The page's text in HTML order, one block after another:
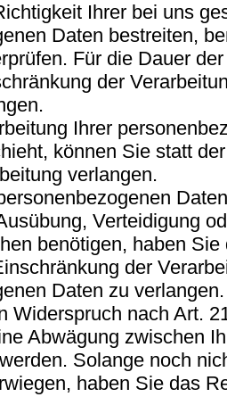
Ihrer bei uns
Daten bestreiten,
Für die Dauer
der
Ihrer
können Sie statt
verlangen.
Verteidigung
benötigen, haben
der
Daten zu verlangen.
Widerspruch nach Art.
Abwägung zwischen
Solange noch
haben Sie das